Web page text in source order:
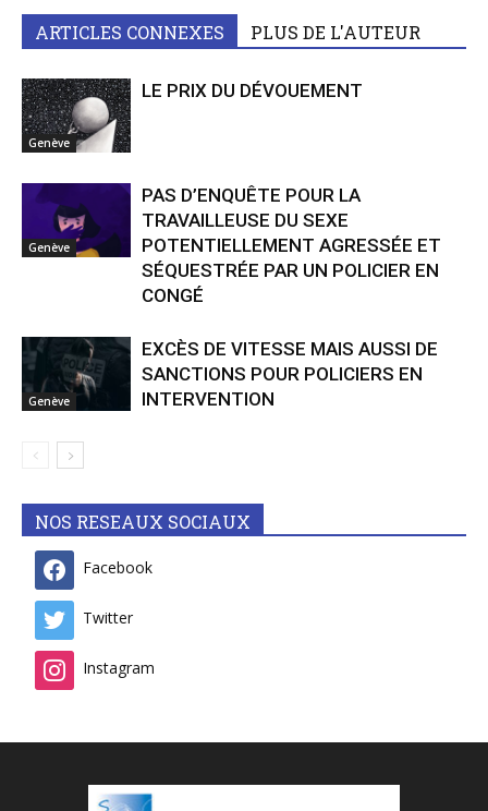
ARTICLES CONNEXES PLUS DE L'AUTEUR
Genève
LE PRIX DU DÉVOUEMENT
Genève
PAS D’ENQUÊTE POUR LA
TRAVAILLEUSE DU SEXE
POTENTIELLEMENT AGRESSÉE ET
SÉQUESTRÉE PAR UN POLICIER EN
CONGÉ
Genève
EXCÈS DE VITESSE MAIS AUSSI DE
SANCTIONS POUR POLICIERS EN
INTERVENTION
NOS RESEAUX SOCIAUX
Facebook
Twitter
Instagram